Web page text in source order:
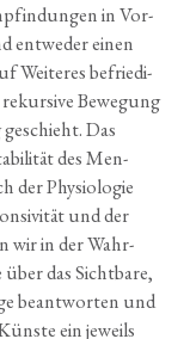
in Vor­
ent­we­der einen
Wei­te­res befrie­di­
Bewe­gung
Das
des Men­
der Phy­sio­lo­gie
und der
wir in der Wahr­
das Sicht­ba­re,
beant­wor­ten und
ein jeweils